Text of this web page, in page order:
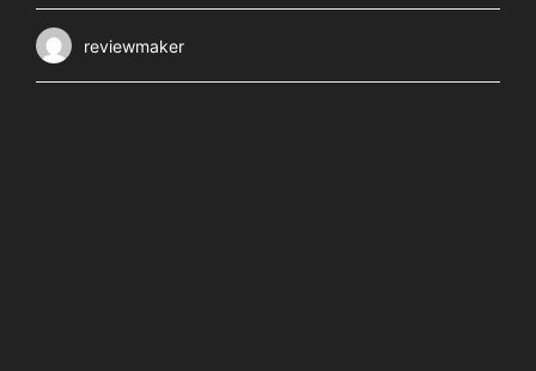
reviewmaker